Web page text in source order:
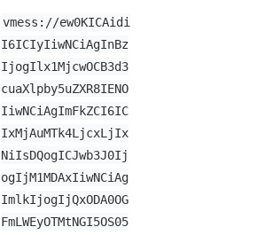
vmess://ew0KICAidi
I6ICIyIiwNCiAgInBz
IjogIlx1MjcwOCB3d3
cuaXlpby5uZXR8IENO
IiwNCiAgImFkZCI6IC
IxMjAuMTk4LjcxLjIx
NiIsDQogICJwb3J0Ij
ogIjM1MDAxIiwNCiAg
ImlkIjogIjQxODA0OG
FmLWEyOTMtNGI5OS05